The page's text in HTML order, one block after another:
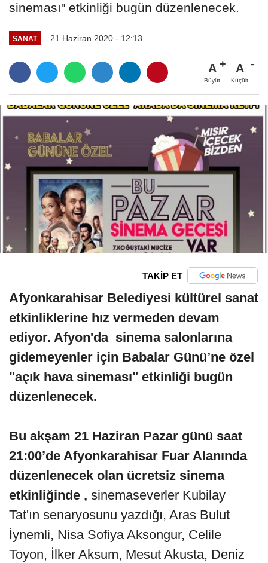
sineması" etkinliği bugün düzenlenecek.
SANAT 21 Haziran 2020 - 12:13
A
Büyüt
A
Küçült
TAKİP ET
Afyonkarahisar Belediyesi kültürel sanat
etkinliklerine hız vermeden devam
ediyor. Afyon'da sinema salonlarına
gidemeyenler için Babalar Günü’ne özel
"açık hava sineması" etkinliği bugün
düzenlenecek.
Bu akşam 21 Haziran Pazar günü saat
21:00’de Afyonkarahisar Fuar Alanında
düzenlenecek olan ücretsiz sinema
etkinliğinde , sinemaseverler Kubilay
Tat'ın senaryosunu yazdığı, Aras Bulut
İynemli, Nisa Sofiya Aksongur, Celile
Toyon, İlker Aksum, Mesut Akusta, Deniz